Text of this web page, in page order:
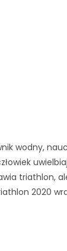
wodny,
triathlon,
2020